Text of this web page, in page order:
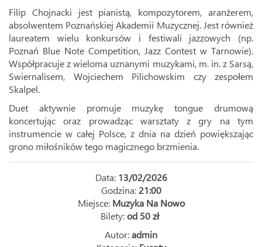
Filip Chojnacki jest pianistą, kompozytorem, aranżerem,
absolwentem Poznańskiej Akademii Muzycznej. Jest również
laureatem wielu konkursów i festiwali jazzowych (np.
Poznań Blue Note Competition, Jazz Contest w Tarnowie).
Współpracuje z wieloma uznanymi muzykami, m. in. z Sarsą,
Swiernalisem, Wojciechem Pilichowskim czy zespołem
Skalpel.
Duet aktywnie promuje muzykę tongue drumową
koncertując oraz prowadząc warsztaty z gry na tym
instrumencie w całej Polsce, z dnia na dzień powiększając
grono miłośników tego magicznego brzmienia.
Data: 13/02/2026
Godzina: 21:00
Miejsce: Muzyka Na Nowo
Bilety:od 50 zł
Autor:admin